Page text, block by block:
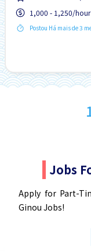
1,000 - 1,250/hour
Postou Há mais de 3
Jobs
Apply for Part-
Ginou Jobs!